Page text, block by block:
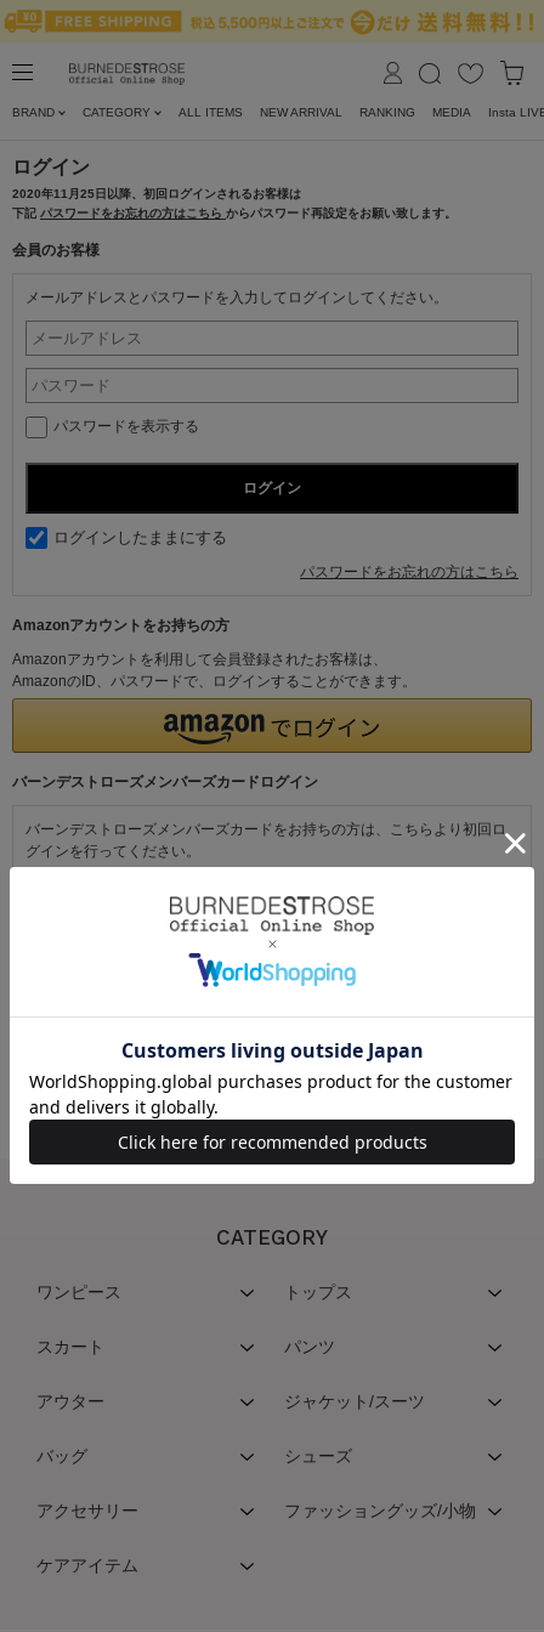
BRAND CATEGORY ALL ITEMS NEW ARRIVAL RANKING MEDIA Insta
ログイン
2020年11月25日以降、初回ログインされるお客様は
下記 パスワードをお忘れの方はこちら からパスワード再設定をお願い致します。
会員のお客様
メールアドレスとパスワードを入力してログインしてください。
パスワードを表示する
ログインしたままにする
パスワードをお忘れの方はこちら
Amazonアカウントをお持ちの方
Amazonアカウントを利用して会員登録されたお客様は、
AmazonのID、パスワードで、ログインすることができます。
バーンデストローズメンバーズカードログイン
バーンデストローズメンバーズカードをお持ちの方は、こちらより初回ロ
グインを行ってください。
初めてご利用の方・会員以外の方
初めてご利用のお客様は、こちらから会員登録を行ってください。
うになります。
CATEGORY
ワンピース トップス
スカート パンツ
アウター ジャケット/スーツ
バッグ シューズ
アクセサリー ファッショングッズ/小物
ケアアイテム